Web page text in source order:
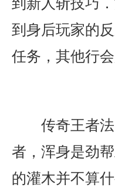
到身后玩家的
任务，其他行
传奇王者
者，浑身是劲
的灌木并不算